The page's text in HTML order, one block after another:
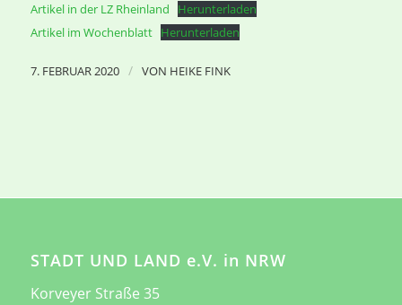
Artikel in der LZ Rheinland
Herunterladen
Artikel im Wochenblatt Herunterladen
7. FEBRUAR 2020 / VON HEIKE FINK
STADT UND LAND e.V. in NRW
Korveyer Straße 35